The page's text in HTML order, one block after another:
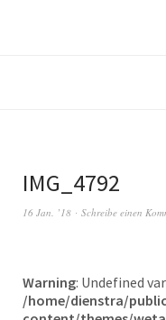
IMG_4792
16 Jan. ’18 Schreibe einen
Warning: Undefined
/home/dienstra/